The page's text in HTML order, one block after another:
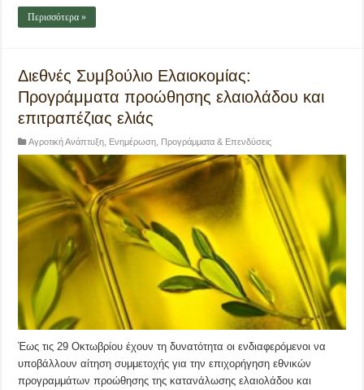
Περισσότερα »
Διεθνές Συμβούλιο Ελαιοκομίας:
Προγράμματα προώθησης ελαιολάδου και
επιτραπέζιας ελιάς
Αγροτική Ανάπτυξη Ενημέρωση Προγράμματα & Επενδύσεις
Έως τις 29 Οκτωβρίου έχουν τη δυνατότητα οι ενδιαφερόμενοι να
υποβάλλουν αίτηση συμμετοχής για την επιχορήγηση εθνικών
προγραμμάτων προώθησης της κατανάλωσης ελαιολάδου και